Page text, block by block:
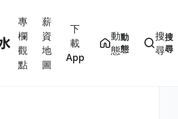
專
欄
觀
點
薪
資
地
圖
下
載
App
動
態
動
態
搜
尋
搜
尋